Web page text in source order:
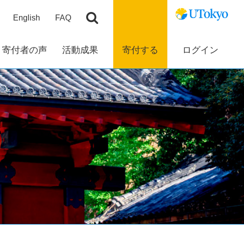
English FAQ
寄付者の声 活動成果 寄付する ログイン